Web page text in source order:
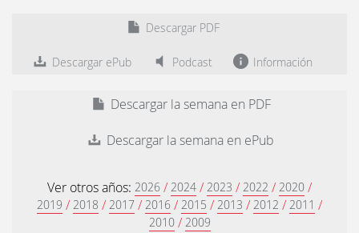
Descargar PDF
Descargar ePub Podcast Información
Descargar la semana en PDF
Descargar la semana en ePub
Ver otros años: 2026 / 2024 / 2023 / 2022 / 2020 /
2019 / 2018 / 2017 / 2016 / 2015 / 2013 / 2012 / 2011 /
2010 / 2009